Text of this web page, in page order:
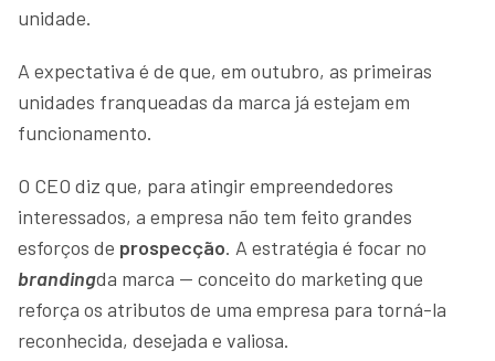
unidade.
A expectativa é de que, em outubro, as primeiras
unidades franqueadas da marca já estejam em
funcionamento.
O CEO diz que, para atingir empreendedores
interessados, a empresa não tem feito grandes
esforços de prospecção. A estratégia é focar no
brandingda marca — conceito do marketing que
reforça os atributos de uma empresa para torná-la
reconhecida, desejada e valiosa.